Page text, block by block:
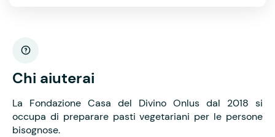
Chi aiuterai
La Fondazione Casa del Divino Onlus dal 2018 si
occupa di preparare pasti vegetariani per le persone
bisognose.